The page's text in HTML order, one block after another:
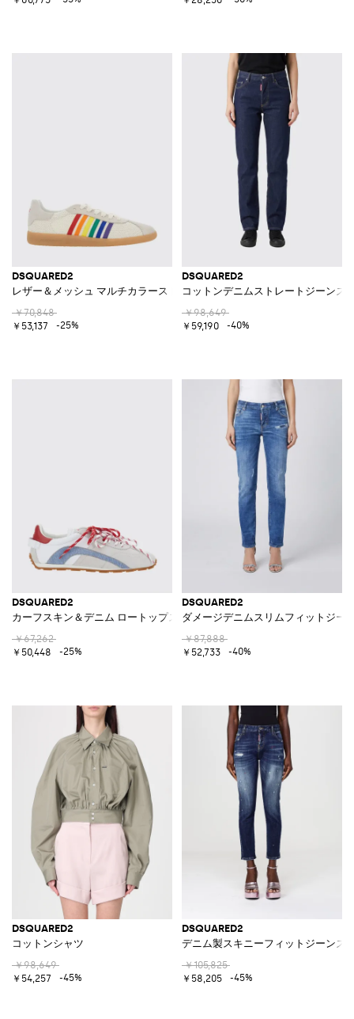
DSQUARED2
レザー＆メッシュ マルチカラーストライプ ロートップスニーカー
￥70,848
￥53,137
-25%
DSQUARED2
コットンデニムストレートジーンズ
￥98,649
￥59,190
-40%
DSQUARED2
カーフスキン＆デニム ロートップスニーカー リアロゴ付き
￥67,262
￥50,448
-25%
DSQUARED2
ダメージデニムスリムフィットジー
￥87,888
￥52,733
-40%
DSQUARED2
コットンシャツ
￥98,649
￥54,257
-45%
DSQUARED2
デニム製スキニーフィットジーンズ
￥105,825
￥58,205
-45%